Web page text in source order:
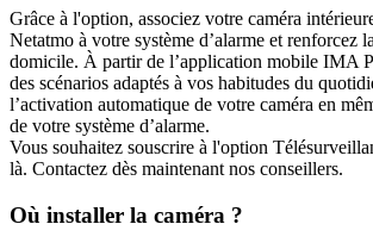
Grâce à l'option, associez votre caméra
Netatmo à votre système d’alarme et renforcez
domicile. À partir de l’application mobile IMA
des scénarios adaptés à vos habitudes du
l’activation automatique de votre caméra en
de votre système d’alarme.
Vous souhaitez souscrire à l'option
là. Contactez dès maintenant nos conseillers.
Où installer la caméra ?